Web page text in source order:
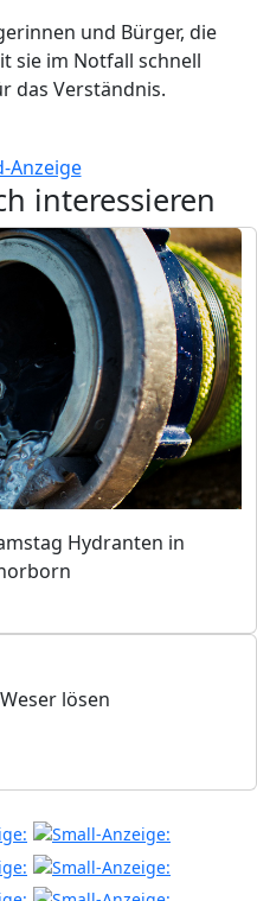
und Bürger, die
sie im Notfall schnell
das Verständnis.
interessieren
Hydranten in
lösen